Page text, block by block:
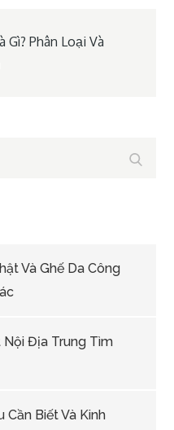
Gì? Phân Loại Và
Và Ghế Da Công
Nội Địa Trung Tìm
Cần Biết Và Kinh